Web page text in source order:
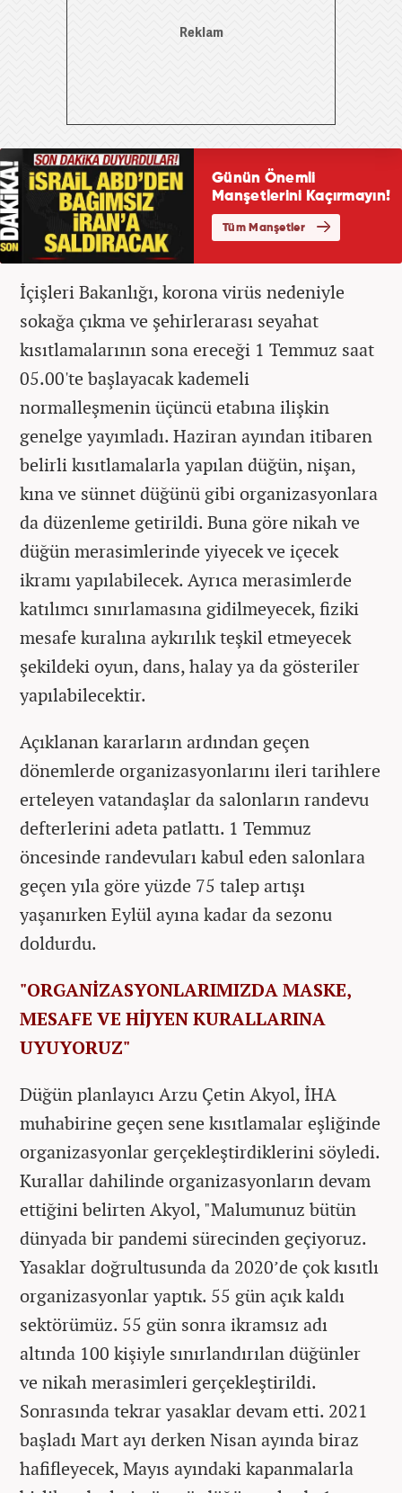
İçişleri Bakanlığı, korona virüs nedeniyle
sokağa çıkma ve şehirlerarası seyahat
kısıtlamalarının sona ereceği 1 Temmuz saat
05.00'te başlayacak kademeli
normalleşmenin üçüncü etabına ilişkin
genelge yayımladı. Haziran ayından itibaren
belirli kısıtlamalarla yapılan düğün, nişan,
kına ve sünnet düğünü gibi organizasyonlara
da düzenleme getirildi. Buna göre nikah ve
düğün merasimlerinde yiyecek ve içecek
ikramı yapılabilecek. Ayrıca merasimlerde
katılımcı sınırlamasına gidilmeyecek, fiziki
mesafe kuralına aykırılık teşkil etmeyecek
şekildeki oyun, dans, halay ya da gösteriler
yapılabilecektir.
Açıklanan kararların ardından geçen
dönemlerde organizasyonlarını ileri tarihlere
erteleyen vatandaşlar da salonların randevu
defterlerini adeta patlattı. 1 Temmuz
öncesinde randevuları kabul eden salonlara
geçen yıla göre yüzde 75 talep artışı
yaşanırken Eylül ayına kadar da sezonu
doldurdu.
"ORGANİZASYONLARIMIZDA MASKE,
MESAFE VE HİJYEN KURALLARINA
UYUYORUZ"
Düğün planlayıcı Arzu Çetin Akyol, İHA
muhabirine geçen sene kısıtlamalar eşliğinde
organizasyonlar gerçekleştirdiklerini söyledi.
Kurallar dahilinde organizasyonların devam
ettiğini belirten Akyol, "Malumunuz bütün
dünyada bir pandemi sürecinden geçiyoruz.
Yasaklar doğrultusunda da 2020’de çok kısıtlı
organizasyonlar yaptık. 55 gün açık kaldı
sektörümüz. 55 gün sonra ikramsız adı
altında 100 kişiyle sınırlandırılan düğünler
ve nikah merasimleri gerçekleştirildi.
Sonrasında tekrar yasaklar devam etti. 2021
başladı Mart ayı derken Nisan ayında biraz
hafifleyecek, Mayıs ayındaki kapanmalarla